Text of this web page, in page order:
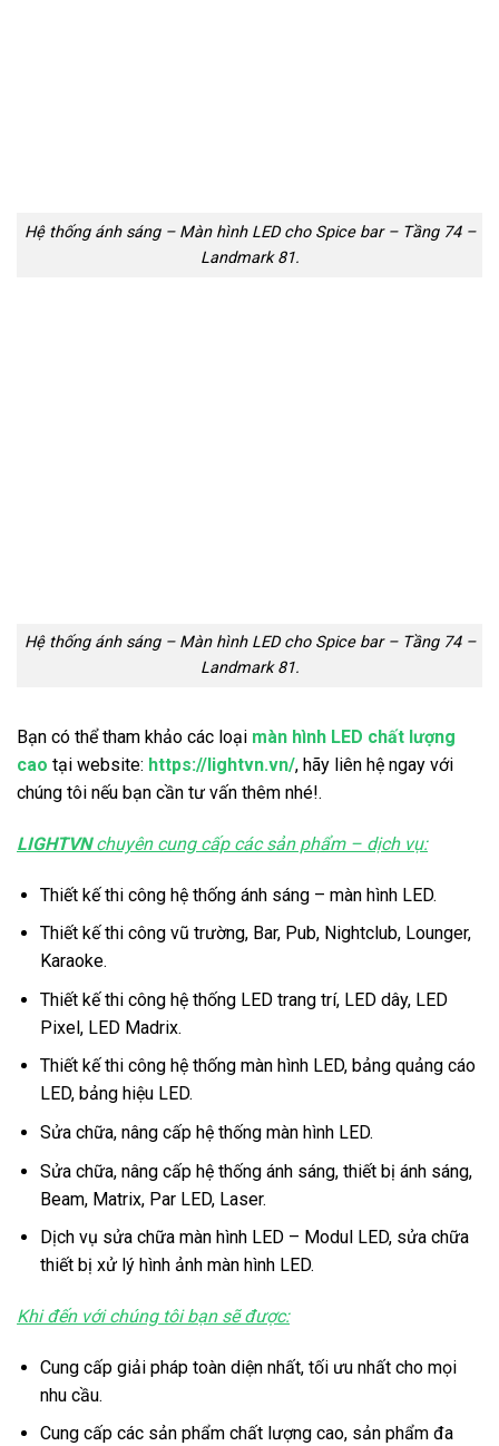
Hệ thống ánh sáng – Màn hình LED cho Spice bar – Tầng 74 –
Landmark 81.
Hệ thống ánh sáng – Màn hình LED cho Spice bar – Tầng 74 –
Landmark 81.
Bạn có thể tham khảo các loại màn hình LED chất lượng
cao tại website: https://lightvn.vn/, hãy liên hệ ngay với
chúng tôi nếu bạn cần tư vấn thêm nhé!.
LIGHTVNchuyên cung cấp các sản phẩm – dịch vụ:
Thiết kế thi công hệ thống ánh sáng – màn hình LED.
Thiết kế thi công vũ trường, Bar, Pub, Nightclub, Lounger,
Karaoke.
Thiết kế thi công hệ thống LED trang trí, LED dây, LED
Pixel, LED Madrix.
Thiết kế thi công hệ thống màn hình LED, bảng quảng cáo
LED, bảng hiệu LED.
Sửa chữa, nâng cấp hệ thống màn hình LED.
Sửa chữa, nâng cấp hệ thống ánh sáng, thiết bị ánh sáng,
Beam, Matrix, Par LED, Laser.
Dịch vụ sửa chữa màn hình LED – Modul LED, sửa chữa
thiết bị xử lý hình ảnh màn hình LED.
Khi đến với chúng tôi bạn sẽ được:
Cung cấp giải pháp toàn diện nhất, tối ưu nhất cho mọi
nhu cầu.
Cung cấp các sản phẩm chất lượng cao, sản phẩm đa